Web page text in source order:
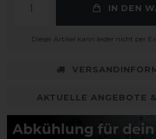
IN DEN
Dieser Artikel kann leider nicht per
AKTUELLE ANGEBOTE